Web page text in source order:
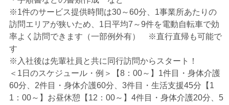
※1件のサービス提供時間は30～60分、1事業所あたりの
訪問エリアが狭いため、1日平均7～9件を電動自転車で効
率よく訪問できます（一部例外有） ※直行直帰も可能で
す
※入社後は先輩社員と共に同行訪問からスタート！
＜1日のスケジュール・例＞【8：00～】1件目・身体介護
60分、2件目・身体介護60分、3件目・生活支援45分【1
1：00～】お昼休憩【12：00～】4件目・身体介護20分、5